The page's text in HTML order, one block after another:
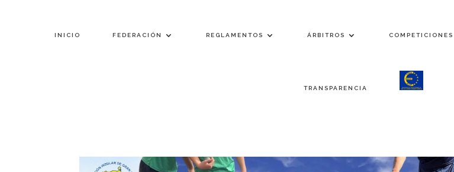
INICIO FEDERACIÓN REGLAMENTOS ÁRBITROS COMPETICIONES
TRANSPARENCIA